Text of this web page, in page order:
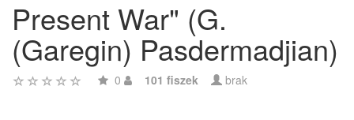
Present War" (G.
(Garegin) Pasdermadjian)
0 101 fiszek brak